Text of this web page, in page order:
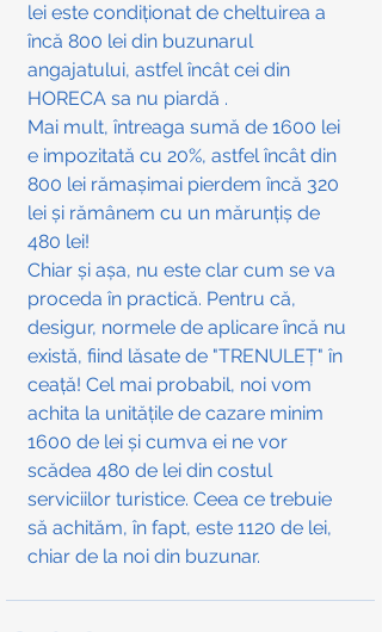
lei este condiționat de cheltuirea a
încă 800 lei din buzunarul
angajatului, astfel încât cei din
HORECA sa nu piardă .
Mai mult, întreaga sumă de 1600 lei
e impozitată cu 20%, astfel încât din
800 lei rămașimai pierdem încă 320
lei și rămânem cu un mărunțiș de
480 lei!
Chiar și așa, nu este clar cum se va
proceda în practică. Pentru că,
desigur, normele de aplicare încă nu
există, fiind lăsate de "TRENULEȚ" în
ceață! Cel mai probabil, noi vom
achita la unitățile de cazare minim
1600 de lei și cumva ei ne vor
scădea 480 de lei din costul
serviciilor turistice. Ceea ce trebuie
să achităm, în fapt, este 1120 de lei,
chiar de la noi din buzunar.